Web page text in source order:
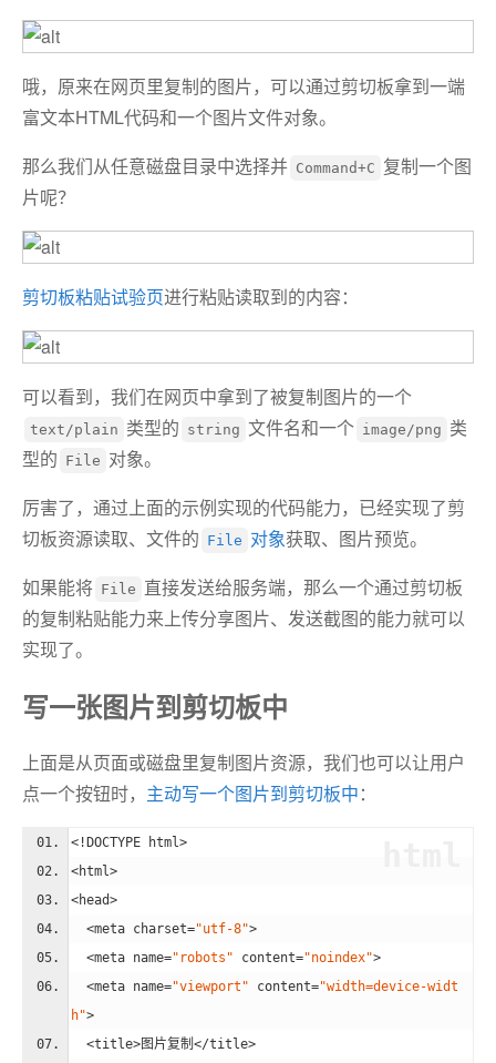
哦，原来在网页里复制的图片，可以通过剪切板拿到一端
富文本HTML代码和一个图片文件对象。
那么我们从任意磁盘目录中选择并 Command+C 复制一个图
片呢？
剪切板粘贴试验页进行粘贴读取到的内容：
可以看到，我们在网页中拿到了被复制图片的一个
text/plain 类型的 string 文件名和一个 image/png 类
型的 File 对象。
厉害了，通过上面的示例实现的代码能力，已经实现了剪
切板资源读取、文件的 File 对象获取、图片预览。
如果能将 File 直接发送给服务端，那么一个通过剪切板
的复制粘贴能力来上传分享图片、发送截图的能力就可以
实现了。
写一张图片到剪切板中
上面是从页面或磁盘里复制图片资源，我们也可以让用户
点一个按钮时， 主动写一个图片到剪切板中：
<!DOCTYPE html>
<html>
<head>
<meta charset="utf-8">
<meta name="robots" content="noindex">
<meta name="viewport" content="width=device-widt
h">
<title>图片复制 </title>